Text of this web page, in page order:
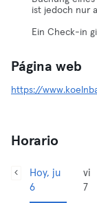
ist jedoch nur
Ein Check-in
Página web
https://
Horario
Hoy, ju
6
vi
7